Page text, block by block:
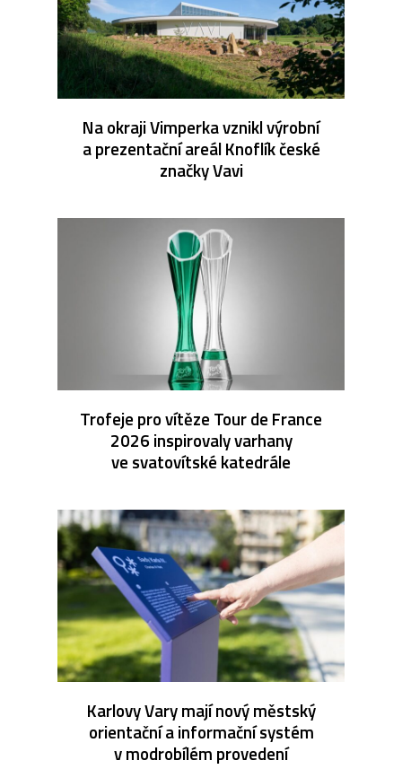
Na okraji Vimperka vznikl výrobní
a prezentační areál Knoflík české
značky Vavi
Trofeje pro vítěze Tour de France
2026 inspirovaly varhany
ve svatovítské katedrále
Karlovy Vary mají nový městský
orientační a informační systém
v modrobílém provedení